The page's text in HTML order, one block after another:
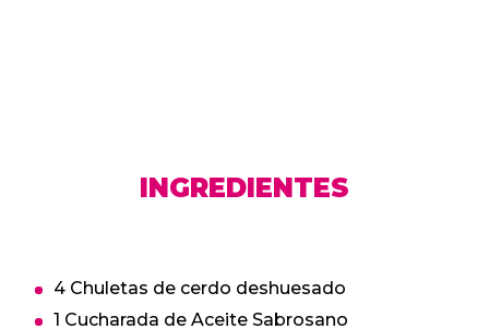
INGREDIENTES
4 Chuletas de cerdo deshuesado
1 Cucharada de Aceite Sabrosano